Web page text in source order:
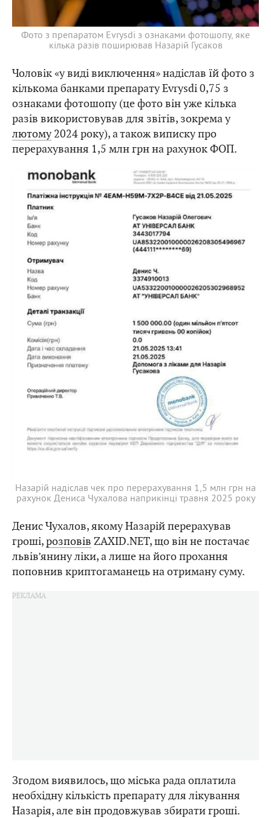
Фото з препаратом Evrysdi з ознаками фотошопу, яке
кілька разів поширював Назарій Гусаков
Чоловік «у виді виключення» надіслав їй фото з
кількома банками препарату Evrysdi 0,75 з
ознаками фотошопу (це фото він уже кілька
разів використовував для звітів, зокрема у
лютому2024 року), а також виписку про
перерахування 1,5 млн грн на рахунок ФОП.
Назарій надіслав чек про перерахування 1,5 млн грн на
рахунок Дениса Чухалова наприкінці травня 2025 року
Денис Чухалов, якому Назарій перерахував
гроші,розповів ZAXID.NET, що він не постачає
львів’янину ліки, а лише на його прохання
поповнив криптогаманець на отриману суму.
Згодом виявилось, що міська рада оплатила
необхідну кількість препарату для лікування
Назарія, але він продовжував збирати гроші.